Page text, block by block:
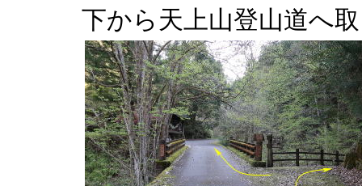
下から天上山登山道へ